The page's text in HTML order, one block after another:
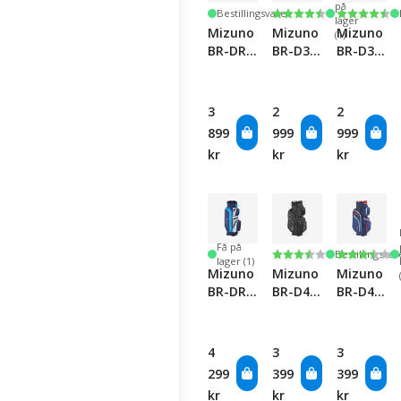
Bestillingsvare
Mizuno
BR-DRI
Bag -
Black/Green
3
899
kr
Karakter:
4.6 av 5 mulige
på
lager
(1)
Mizuno
BR-D3
Bag -
Black
Camo/Copper
2
999
kr
Karakter:
4.6 av 5
Mizuno
BR-D3
Bag -
Black/
2
999
kr
Få på
lager (1)
Mizuno
BR-DRI
Navy/Blue
4
299
kr
Karakter:
3.5 av 5 mulige
Mizuno
BR-D4
Black
Camo/Copper
3
399
kr
Karakter:
3.5 av 5
Mizuno
BR-D4
Navy/Red
3
399
kr